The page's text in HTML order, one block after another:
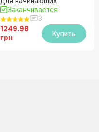
Заканчивается
3
1249.98
грн
Купить